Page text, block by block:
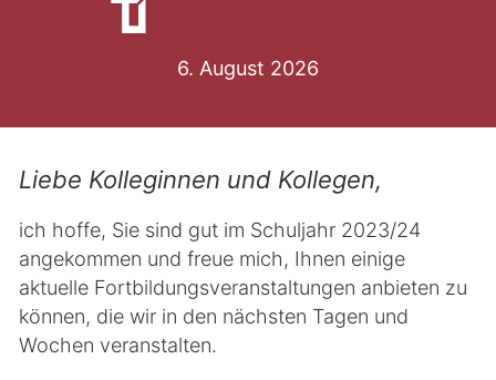
6. August 2026
Liebe Kolleginnen und Kollegen,
ich hoffe, Sie sind gut im Schuljahr 2023/24
angekommen und freue mich, Ihnen einige
aktuelle Fortbildungsveranstaltungen anbieten zu
können, die wir in den nächsten Tagen und
Wochen veranstalten.